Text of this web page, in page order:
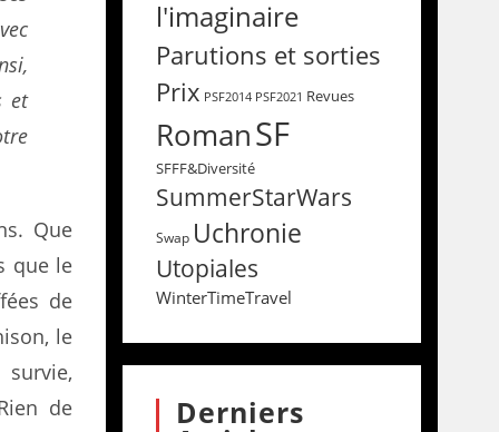
et
Que
que le
de
le
de
l'imaginaire
Parutions et sorties
Prix PSF2014 PSF2021 Revues
RomanSF
SFFF&Diversité
SummerStarWars
Swap Uchronie
Utopiales
WinterTimeTravel
Derniers